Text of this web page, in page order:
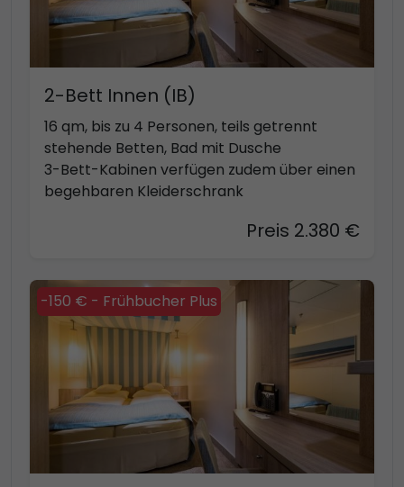
2-Bett Innen (IB)
16 qm, bis zu 4 Personen, teils getrennt
stehende Betten, Bad mit Dusche
3-Bett-Kabinen verfügen zudem über einen
begehbaren Kleiderschrank
Preis 2.380 €
-150 € - Frühbucher Plus